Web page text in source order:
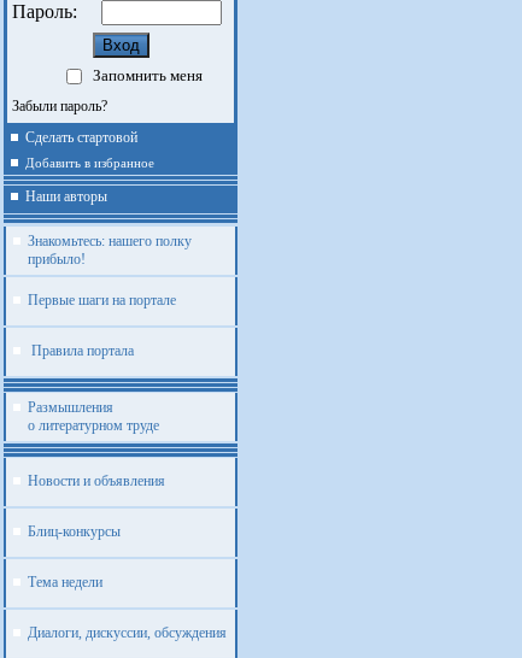
Пароль:
Запомнить меня
Забыли пароль?
Сделать стартовой
Добавить в избранное
Наши авторы
Знакомьтесь: нашего полку
прибыло!
Первые шаги на портале
Правила портала
Размышления
о литературном труде
Новости и объявления
Блиц-конкурсы
Тема недели
Диалоги, дискуссии, обсуждения